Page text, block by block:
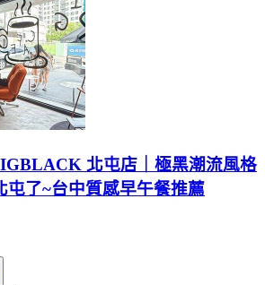
北屯店｜極黑潮流風格
屯了~台中質感早午餐推薦